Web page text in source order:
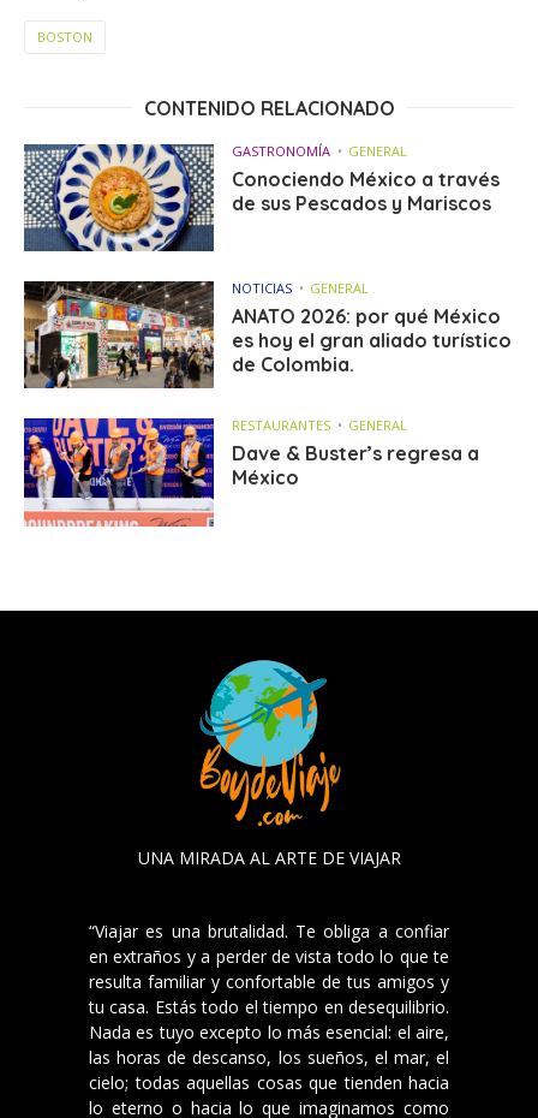
BOSTON
CONTENIDO RELACIONADO
GASTRONOMÍA GENERAL
Conociendo México a través
de sus Pescados y Mariscos
NOTICIAS GENERAL
ANATO 2026: por qué México
es hoy el gran aliado turístico
de Colombia.
RESTAURANTES GENERAL
Dave & Buster’s regresa a
México
UNA MIRADA AL ARTE DE VIAJAR
“Viajar es una brutalidad. Te obliga a confiar
en extraños y a perder de vista todo lo que te
resulta familiar y confortable de tus amigos y
tu casa. Estás todo el tiempo en desequilibrio.
Nada es tuyo excepto lo más esencial: el aire,
las horas de descanso, los sueños, el mar, el
cielo; todas aquellas cosas que tienden hacia
lo eterno o hacia lo que imaginamos como